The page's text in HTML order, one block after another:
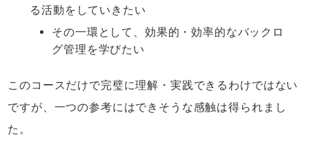
る活動をしていきたい
その一環として、効果的・効率的なバックロ
グ管理を学びたい
このコースだけで完璧に理解・実践できるわけではない
ですが、一つの参考にはできそうな感触は得られまし
た。